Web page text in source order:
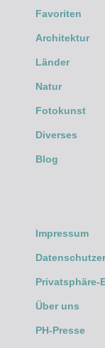
Favoriten
Architektur
Länder
Natur
Fotokunst
Diverses
Blog
Impressum
Privatsphäre-
Über uns
PH-Presse